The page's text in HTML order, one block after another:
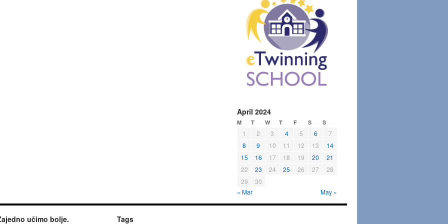
April 2024
M T W T F S S
1 2 3 4 5 6
7
8
9 10 11 12 13
14
15
16 17 18 19 20
21
22
23 24 25 26 27
28
29
30
« Mar
May »
učimo bolje. Tags